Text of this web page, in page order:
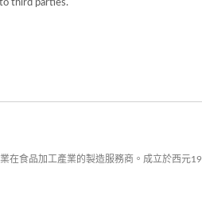
third parties.
在食品加工產業的製造服務商。成立於西元